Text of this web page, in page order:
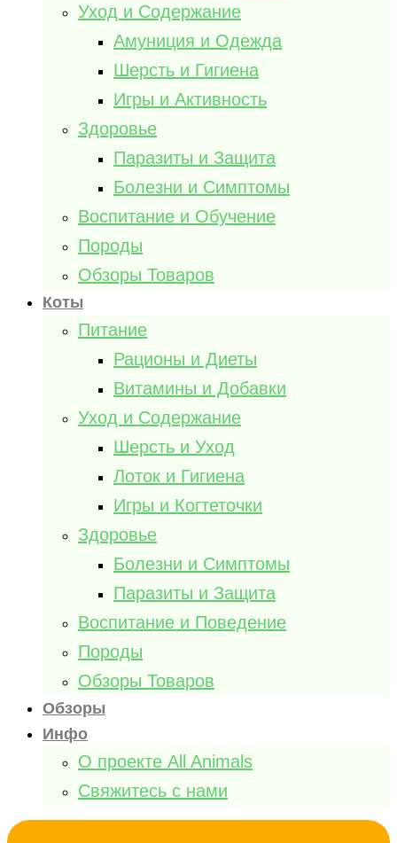
Уход и Содержание
Амуниция и Одежда
Шерсть и Гигиена
Игры и Активность
Здоровье
Паразиты и Защита
Болезни и Симптомы
Воспитание и Обучение
Породы
Обзоры Товаров
Коты
Питание
Рационы и Диеты
Витамины и Добавки
Уход и Содержание
Шерсть и Уход
Лоток и Гигиена
Игры и Когтеточки
Здоровье
Болезни и Симптомы
Паразиты и Защита
Воспитание и Поведение
Породы
Обзоры Товаров
Обзоры
Инфо
О проекте All Animals
Свяжитесь с нами